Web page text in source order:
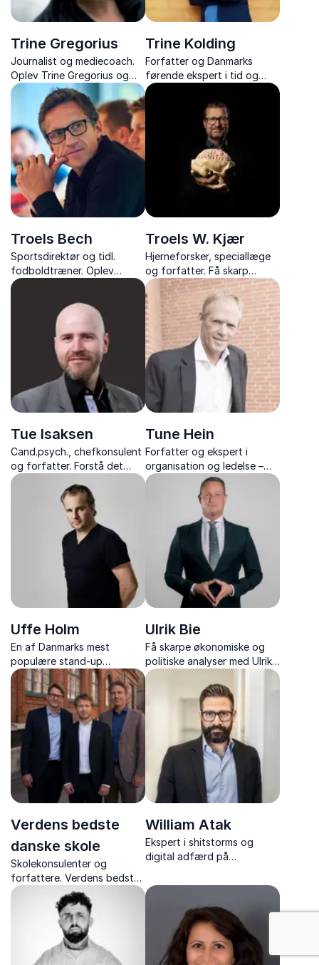
Trine Gregorius
Journalist og mediecoach.
Oplev Trine Gregorius og
hendes underholdende og
skarpe foredrag om
kommunikation, køn og
personlig udvikling – altid
med humor og kant.
Trine Kolding
Forfatter og Danmarks
førende ekspert i tid og
effektivitet. Trine Kolding
giver jer nøglerne til fokus,
balance og bedre
planlægning i hverdagen.
Troels Bech
Sportsdirektør og tidl.
fodboldtræner. Oplev
hvordan man skaber en
erhvervslivet med
inspiration fra sportens
Troels W. Kjær
Hjerneforsker, speciallæge
og forfatter. Få skarp
indsigt i hjernens potentiale
og hvordan vi styrker den
gennem mental træning.
Tue Isaksen
Cand.psych., chefkonsulent
og forfatter. Forstå det
biologiske perspektiv på
stress, ledelse og
forandringer med Tue
Tune Hein
Forfatter og ekspert i
organisation og ledelse –
kendt for sine
tankevækkende foredrag
og stærke budskaber med
konkrete værktøjer til
forandring.
Uffe Holm
En af Danmarks mest
populære stand-up
komikere – med foredrag,
der kombinerer humor og
hverdagens vigtige
budskaber om service og
arbejdsglæde
Ulrik Bie
Få skarpe økonomiske og
politiske analyser med Ulrik
Bie – økonomisk redaktør på
Berlingske og tidl.
cheføkonom.
Verdens bedste
danske skole
Skolekonsulenter og
forfattere. Verdens bedste
danske skole leverer
praksisnære, involverende
foredrag med humor og
debat – direkte fra
skolernes virkelighed.
William Atak
Ekspert i shitstorms og
digital adfærd på
værktøjer til at beskytte
jeres omdømme og navigere
i digitale kriser.